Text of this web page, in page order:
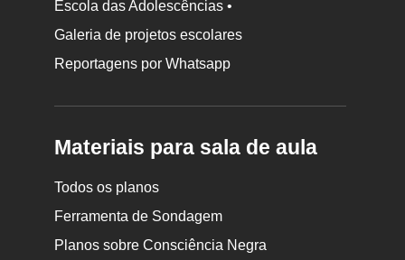
Escola das Adolescências •
Galeria de projetos escolares
Reportagens por Whatsapp
Materiais para sala de aula
Todos os planos
Ferramenta de Sondagem
Planos sobre Consciência Negra